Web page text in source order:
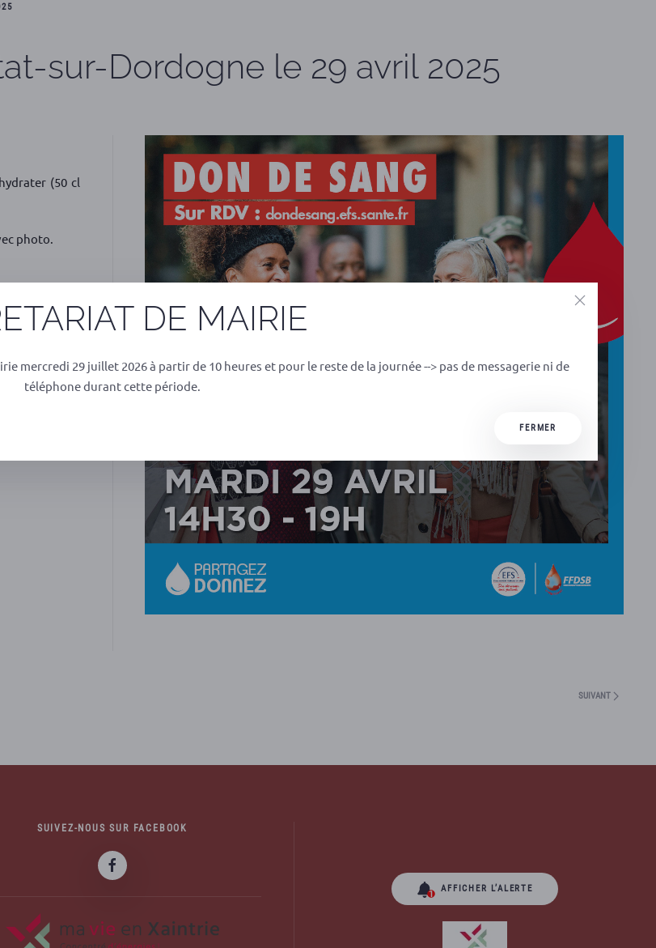
sur-Dordogne le 29 avril 2025
(50 cl
photo.
RDV
SUIVANT
SUIVEZ-NOUS SUR FACEBOOK
AFFICHER L’ALERTE
DE MAIRIE
mercredi 29 juillet 2026 à partir de 10 heures et pour le reste de la journée --> pas de messagerie ni de
téléphone durant cette période.
FERMER